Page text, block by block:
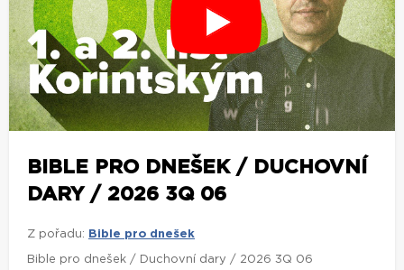
BIBLE PRO DNEŠEK / DUCHOVNÍ
DARY / 2026 3Q 06
Z pořadu: Bible pro dnešek
Bible pro dnešek / Duchovní dary / 2026 3Q 06